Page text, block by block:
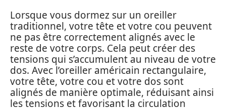
Lorsque vous dormez sur un oreiller
traditionnel, votre tête et votre cou peuvent
ne pas être correctement alignés avec le
reste de votre corps. Cela peut créer des
tensions qui s’accumulent au niveau de votre
dos. Avec l’oreiller américain rectangulaire,
votre tête, votre cou et votre dos sont
alignés de manière optimale, réduisant ainsi
les tensions et favorisant la circulation